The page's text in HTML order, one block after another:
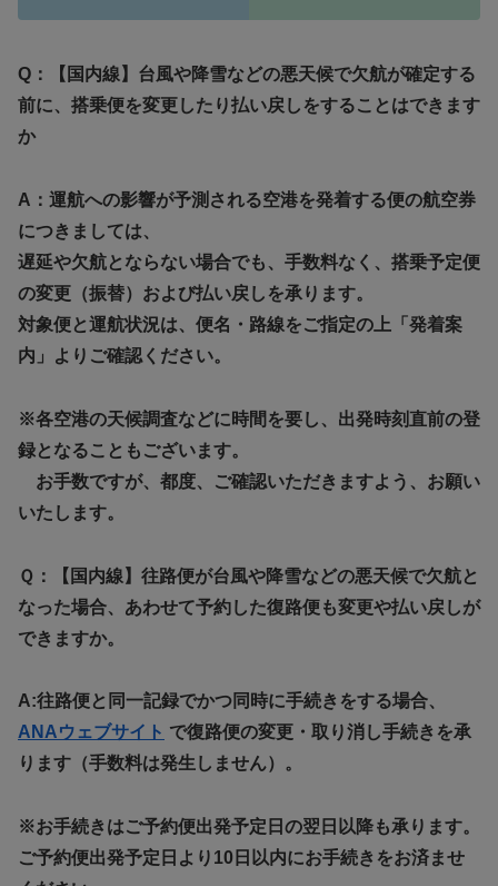
Q：【国内線】台風や降雪などの悪天候で欠航が確定する
前に、搭乗便を変更したり払い戻しをすることはできます
か
A：運航への影響が予測される空港を発着する便の航空券
につきましては、
遅延や欠航とならない場合でも、手数料なく、搭乗予定便
の変更（振替）および払い戻しを承ります。
対象便と運航状況は、便名・路線をご指定の上「発着案
内」よりご確認ください。
※各空港の天候調査などに時間を要し、出発時刻直前の登
録となることもございます。
お手数ですが、都度、ご確認いただきますよう、お願い
いたします。
Ｑ：【国内線】往路便が台風や降雪などの悪天候で欠航と
なった場合、あわせて予約した復路便も変更や払い戻しが
できますか。
A:往路便と同一記録でかつ同時に手続きをする場合、
ANAウェブサイト で復路便の変更・取り消し手続きを承
ります（手数料は発生しません）。
※お手続きはご予約便出発予定日の翌日以降も承ります。
ご予約便出発予定日より10日以内にお手続きをお済ませ